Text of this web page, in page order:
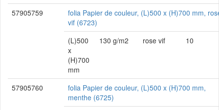
57905759
folia Papier de couleur, (L)500 x (H)700 mm,
vif (6723)
(L)500
x
(H)700
mm
130 g/m2 rose vif 10
57905760
folia Papier de couleur, (L)500 x (H)700 mm,
menthe (6725)